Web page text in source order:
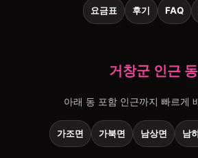
요금표 후기 FAQ
거창군 인근 동
아래 동 포함 인근까지 빠르게
가조면 가북면 남상면 남